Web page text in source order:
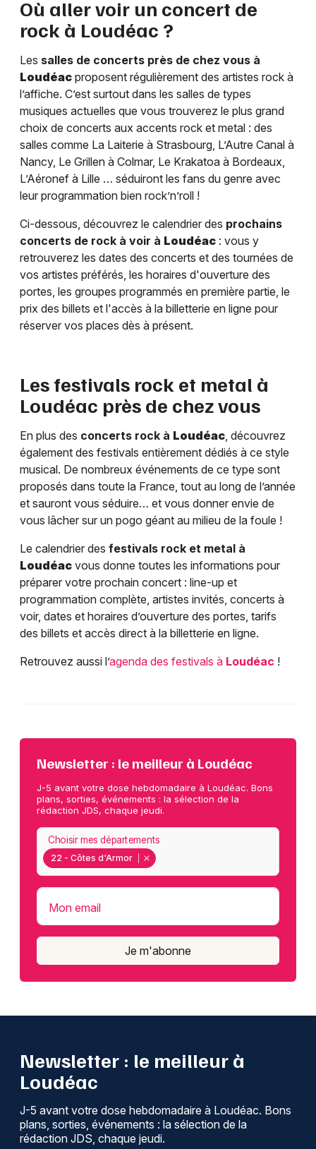
Où aller voir un concert de
rock à Loudéac ?
Les salles de concerts près de chez vous à
Loudéac proposent régulièrement des artistes rock à
l’affiche. C’est surtout dans les salles de types
musiques actuelles que vous trouverez le plus grand
choix de concerts aux accents rock et metal : des
salles comme La Laiterie à Strasbourg, L’Autre Canal à
Nancy, Le Grillen à Colmar, Le Krakatoa à Bordeaux,
L’Aéronef à Lille … séduiront les fans du genre avec
leur programmation bien rock’n’roll !
Ci-dessous, découvrez le calendrier des prochains
concerts de rock à voir à Loudéac : vous y
retrouverez les dates des concerts et des tournées de
vos artistes préférés, les horaires d'ouverture des
portes, les groupes programmés en première partie, le
prix des billets et l'accès à la billetterie en ligne pour
réserver vos places dès à présent.
Les festivals rock et metal à
Loudéac près de chez vous
En plus des concerts rock à Loudéac, découvrez
également des festivals entièrement dédiés à ce style
musical. De nombreux événements de ce type sont
proposés dans toute la France, tout au long de l’année
et sauront vous séduire… et vous donner envie de
vous lâcher sur un pogo géant au milieu de la foule !
Le calendrier des festivals rock et metal à
Loudéac vous donne toutes les informations pour
préparer votre prochain concert : line-up et
programmation complète, artistes invités, concerts à
voir, dates et horaires d’ouverture des portes, tarifs
des billets et accès direct à la billetterie en ligne.
Retrouvez aussi l’agenda des festivals à Loudéac !
Newsletter : le meilleur à Loudéac
J-5 avant votre dose hebdomadaire à Loudéac. Bons
plans, sorties, événements : la sélection de la
rédaction JDS, chaque jeudi.
22 - Côtes d'Armor
Choisir mes départements
Mon email
Je m'abonne
Newsletter : le meilleur à
Loudéac
J-5 avant votre dose hebdomadaire à Loudéac. Bons
plans, sorties, événements : la sélection de la
rédaction JDS, chaque jeudi.